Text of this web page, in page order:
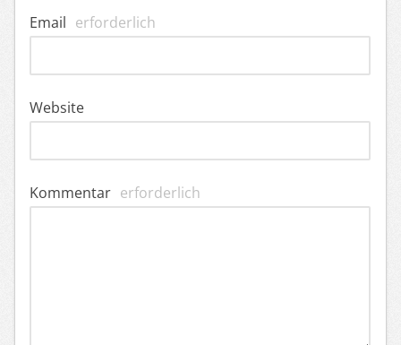
Email erforderlich
Website
Kommentar erforderlich